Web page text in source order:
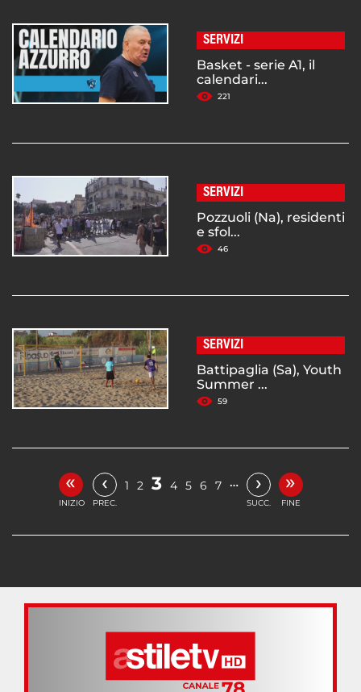
SERVIZI
Basket - serie A1, il
calendari...
221
SERVIZI
Pozzuoli (Na), residenti
e sfol...
46
SERVIZI
Battipaglia (Sa), Youth
Summer ...
59
«
INIZIO
‹
PREC.
1 2 3 4 5 6 7 … ›
SUCC.
»
FINE